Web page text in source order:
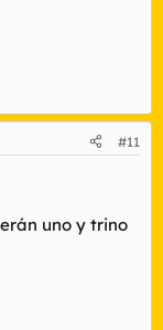
#11
uno y trino